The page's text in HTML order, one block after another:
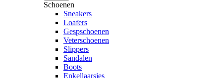
Schoenen
Sneakers
Loafers
Gespschoenen
Veterschoenen
Slippers
Sandalen
Boots
Enkellaarsjes